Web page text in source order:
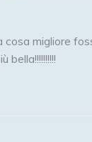
cosa migliore
bella!!!!!!!!!!